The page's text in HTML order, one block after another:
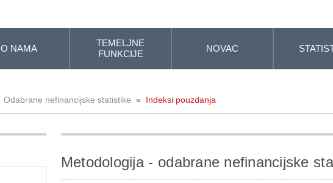
O NAMA
TEMELJNE
FUNKCIJE
NOVAC
Odabrane nefinancijske statistike » Indeksi pouzdanja
Metodologija - odabrane nefinancijske